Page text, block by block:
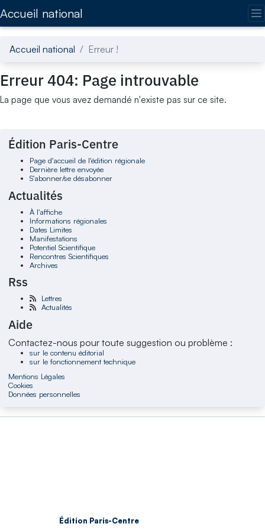
Accueil national
Accueil national Erreur !
Erreur 404: Page introuvable
La page que vous avez demandé n'existe pas sur ce site.
Édition Paris-Centre
Page d'accueil de l'édition régionale
Dernière lettre envoyée
S'abonner/se désabonner
Actualités
À l'affiche
Informations régionales
Dates Limites
Manifestations
Potentiel Scientifique
Rencontres Scientifiques
Archives
Rss
Lettres
Actualités
Aide
Contactez-nous pour toute suggestion ou problème :
sur le contenu éditorial
sur le fonctionnement technique
Mentions Légales
Cookies
Données personnelles
Édition Paris-Centre